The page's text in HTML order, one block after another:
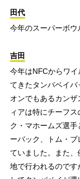
田代
今年のスーパーボウ
吉田
今年はNFCからワ
てきたタンパベイ
オンでもあるカン
ィアは特にチーフ
ク・マホームズ選
ーバック、トム・
ていました。また
地で行われるのです